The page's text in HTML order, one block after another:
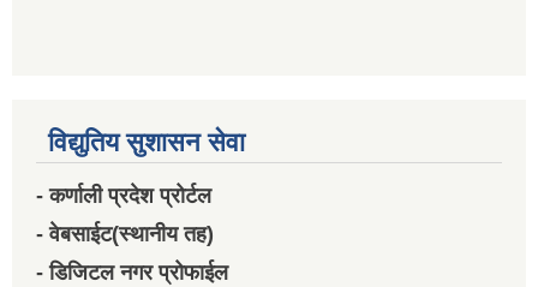
विद्युतिय सुशासन सेवा
- कर्णाली प्रदेश प्रोर्टल
- वेबसाईट(स्थानीय तह)
- डिजिटल नगर प्रोफाईल